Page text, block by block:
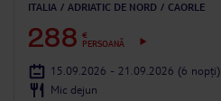
ITALIA ADRIATIC DE NORD CAORLE
288 €
PERSOANĂ
15.09.2026 - 21.09.2026 (6 nopți)
Mic dejun